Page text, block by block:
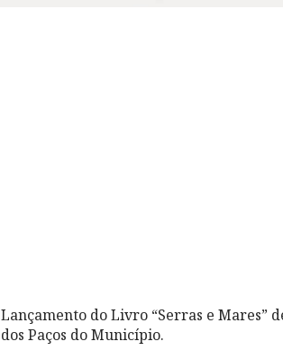
Lançamento do Livro “Serras e Mares”
dos Paços do Município.